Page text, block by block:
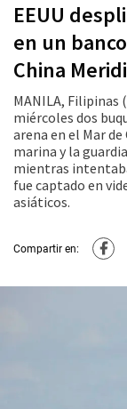
EEUU
en un
China
MANILA, Filipinas
miércoles dos
arena en el Mar
marina y la
mientras
fue captado en
asiáticos.
Compartir en: